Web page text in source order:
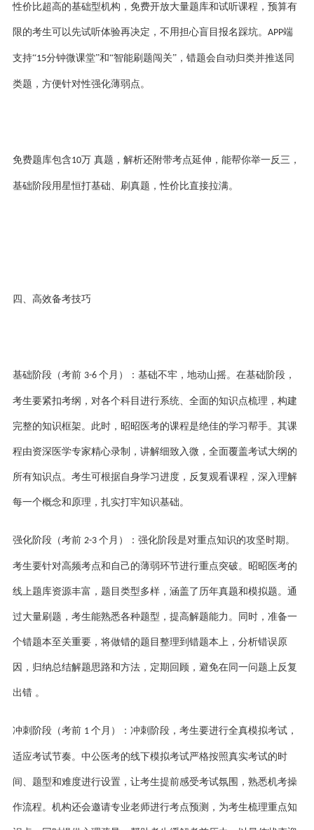
性价比超高的基础型机构，免费开放大量题库和试听课程，预算有
限的考生可以先试听体验再决定，不用担心盲目报名踩坑。 APP端
支持“15分钟微课堂”和“智能刷题闯关”，错题会自动归类并推送同
类题，方便针对性强化薄弱点。
免费题库包含10万 真题，解析还附带考点延伸，能帮你举一反三，
基础阶段用星恒打基础、刷真题，性价比直接拉满。
四 、高效备考技巧
基础阶段（考前 3-6 个月）：基础不牢，地动山摇。在基础阶段，
考生要紧扣考纲，对各个科目进行系统、全面的知识点梳理，构建
完整的知识框架。此时， 昭昭医考的课程是绝佳的学习帮手。其课
程由资深医学专家精心录制，讲解细致入微，全面覆盖考试大纲的
所有知识点。考生可根据自身学习进度，反复观看课程，深入理解
每一个概念和原理，扎实打牢知识基础。
强化阶段（考前 2-3 个月）：强化阶段是对重点知识的攻坚时期。
考生要针对高频考点和自己的薄弱环节进行重点突破。 昭昭医考的
线上题库资源丰富，题目类型多样，涵盖了历年真题和模拟题。通
过大量刷题，考生能熟悉各种题型，提高解题能力。同时，准备一
个错题本至关重要，将做错的题目整理到错题本上，分析错误原
因，归纳总结解题思路和方法，定期回顾，避免在同一问题上反复
出错 。
冲刺阶段（考前 1 个月）：冲刺阶段，考生要进行全真模拟考试，
适应考试节奏。中公医考的线下模拟考试严格按照真实考试的时
间、题型和难度进行设置，让考生提前感受考试氛围，熟悉机考操
作流程。机构还会邀请专业老师进行考点预测，为考生梳理重点知